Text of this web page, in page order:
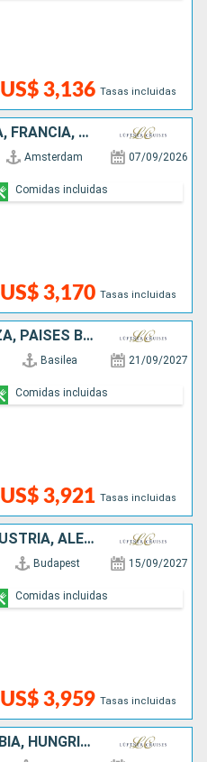
US$ 3,136 Tasas incluidas
PAISES BAJOS, ALEMANIA, FRANCIA, SUIZA
Amsterdam 07/09/2026
US$ 3,170 Tasas incluidas
Comidas incluidas
FRANCIA, ALEMANIA, SUIZA, PAISES BAJOS
Basilea 21/09/2027
US$ 3,921 Tasas incluidas
Comidas incluidas
HUNGRÍA, ESLOVAQUIA, AUSTRIA, ALEMANIA, REPÚBLICA CHECA
Budapest 15/09/2027
US$ 3,959 Tasas incluidas
Comidas incluidas
BULGARIA, RUMANIA, SERBIA, HUNGRÍA, ESLOVAQUIA, AUSTRIA